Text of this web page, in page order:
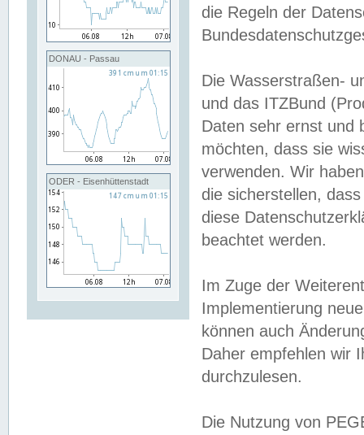
DONAU - Passau
ODER - Eisenhüttenstadt
die Regeln der
Die Wasserstraßen-
und das ITZBund
Daten sehr ernst und
möchten, dass sie
verwenden. Wir
die sicherstellen,
diese
beachtet werden.
Im Zuge der
Implementierung
können auch
Daher empfehlen wir
durchzulesen.
Die Nutzung von